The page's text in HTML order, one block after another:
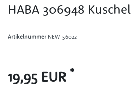
HABA 306948
Artikelnummer NEW-56022
19,95 EUR *